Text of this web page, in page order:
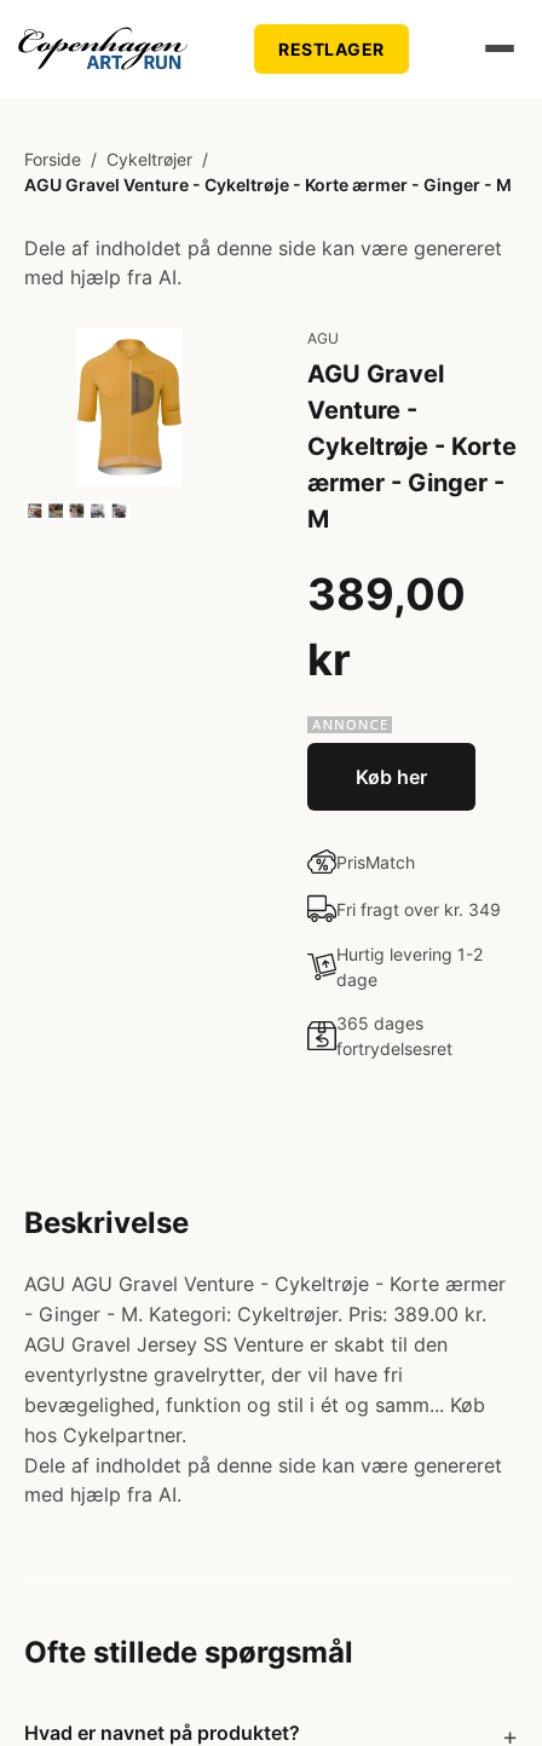
RESTLAGER
Forside / Cykeltrøjer /
AGU Gravel Venture - Cykeltrøje - Korte ærmer - Ginger - M
Dele af indholdet på denne side kan være genereret
med hjælp fra AI.
AGU
AGU Gravel
Venture -
Cykeltrøje - Korte
ærmer - Ginger -
M
389,00
kr
Køb her
PrisMatch
Fri fragt over kr. 349
Hurtig levering 1-2
dage
365 dages
fortrydelsesret
Beskrivelse
AGU AGU Gravel Venture - Cykeltrøje - Korte ærmer
- Ginger - M. Kategori: Cykeltrøjer. Pris: 389.00 kr.
AGU Gravel Jersey SS Venture er skabt til den
eventyrlystne gravelrytter, der vil have fri
bevægelighed, funktion og stil i ét og samm... Køb
hos Cykelpartner.
Dele af indholdet på denne side kan være genereret
med hjælp fra AI.
Ofte stillede spørgsmål
Hvad er navnet på produktet?